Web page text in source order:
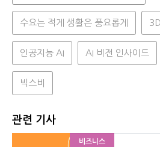
수요는 적게 생활은 풍요롭게
인공지능 AI AI 비전 인사이드
빅스비
관련 기사
비즈니스